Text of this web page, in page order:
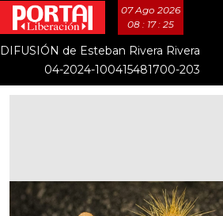
07 Ago 2026
08 : 17 : 26
DIFUSIÓN de Esteban Rivera Rivera
04-2024-100415481700-203